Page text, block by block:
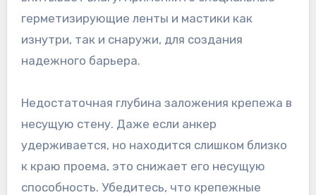
герметизирующие ленты и мастики как
изнутри, так и снаружи, для создания
надежного барьера.
Недостаточная глубина заложения крепежа в
несущую стену. Даже если анкер
удерживается, но находится слишком близко
к краю проема, это снижает его несущую
способность. Убедитесь, что крепежные